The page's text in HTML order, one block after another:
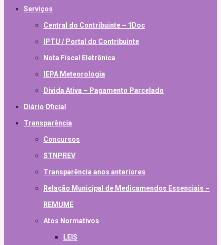
Serviços
Central do Contribuinte – 1Doc
IPTU / Portal do Contribuinte
Nota Fiscal Eletrônica
IEPA Meteorologia
Divida Ativa – Pagamento Parcelado
Diário Oficial
Transparência
Concursos
STNPREV
Transparência anos anteriores
Relação Municipal de Medicamendos Essenciais –
REMUME
Atos Normativos
LEIS